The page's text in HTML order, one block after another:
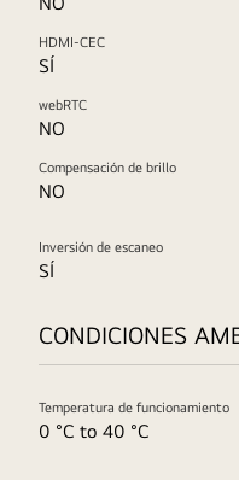
HDMI-CEC
SÍ
webRTC
NO
Compensación de brillo
NO
Inversión de escaneo
SÍ
CONDICIONES
Temperatura de funcionamiento
0 °C to 40 °C